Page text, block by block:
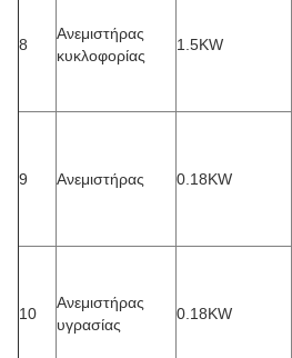
8
Ανεμιστήρας
κυκλοφορίας
1.5KW
9 Ανεμιστήρας 0.18KW
10
Ανεμιστήρας
υγρασίας
0.18KW